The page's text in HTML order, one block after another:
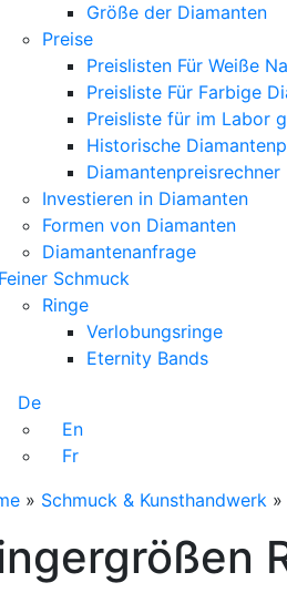
Größe der Diamanten
Preise
Preislisten Für Weiße
Preisliste Für Farbige
Preisliste für im Labor
Historische
Diamantenpreisrechner
Investieren in Diamanten
Formen von Diamanten
Diamantenanfrage
Feiner Schmuck
Ringe
Verlobungsringe
Eternity Bands
De
En
Fr
» Schmuck & Kunsthandwerk »